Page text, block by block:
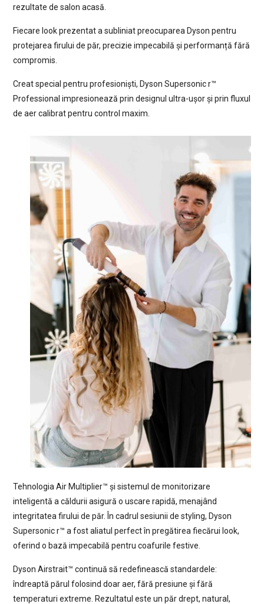
rezultate de salon acasă.
Fiecare look prezentat a subliniat preocuparea Dyson pentru
protejarea firului de păr, precizie impecabilă și performanță fără
compromis.
Creat special pentru profesioniști, Dyson Supersonic r™
Professional impresionează prin designul ultra-ușor și prin fluxul
de aer calibrat pentru control maxim.
Tehnologia Air Multiplier™ și sistemul de monitorizare
inteligentă a căldurii asigură o uscare rapidă, menajând
integritatea firului de păr. În cadrul sesiunii de styling, Dyson
Supersonic r™ a fost aliatul perfect în pregătirea fiecărui look,
oferind o bază impecabilă pentru coafurile festive.
Dyson Airstrait™ continuă să redefinească standardele:
îndreaptă părul folosind doar aer, fără presiune și fără
temperaturi extreme. Rezultatul este un păr drept, natural,